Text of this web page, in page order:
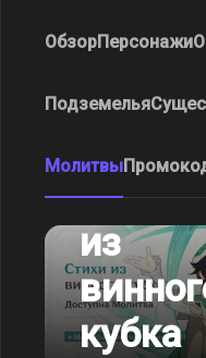
ОбзорПерсонажи
Подземелья
Молитвы
Стихи
из
кубка